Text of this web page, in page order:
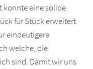
konnte eine solide
für Stück erweitert
eindeutigere
welche, die
sind. Damit wir uns